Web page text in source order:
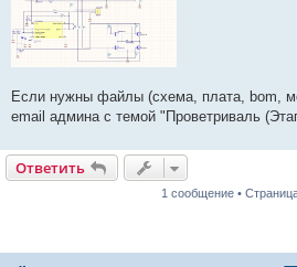
Если нужны файлы (схема, плата, bom,
email админа с темой "Проветриваль
Ответить
1 сообщение •